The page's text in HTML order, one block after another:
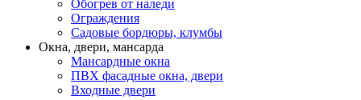
Обогрев от наледи
Ограждения
Садовые бордюры, клумбы
Окна, двери, мансарда
Мансардные окна
ПВХ фасадные окна, двери
Входные двери